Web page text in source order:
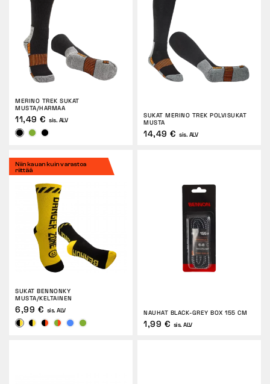
MERINO TREK SUKAT
MUSTA/HARMAA
11,49 € sis. ALV
SUKAT MERINO TREK POLVISUKAT
MUSTA
14,49 € sis. ALV
Niin kauan kuin varastoa
riittää
SUKAT BENNONKY
MUSTA/KELTAINEN
6,99 € sis. ALV NAUHAT BLACK-GREY BOX 155 CM
1,99 € sis. ALV